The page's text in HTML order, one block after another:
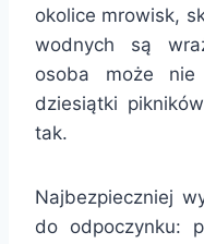
okolice mrowisk,
wodnych są
osoba może
dziesiątki
tak.
Najbezpieczniej
do odpoczynku: